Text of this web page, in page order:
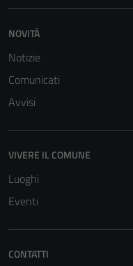
NOVITÀ
Notizie
Comunicati
Avvisi
VIVERE IL COMUNE
Luoghi
Eventi
CONTATTI